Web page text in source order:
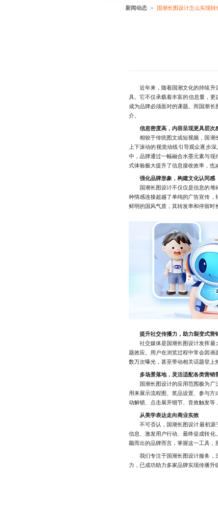
新闻动态 国潮长图设计怎么实现转
近年来，随着国潮文化的持续升温
具。它不仅承载着丰富的信息量，更
成为品牌必须面对的课题。而国潮
介。
信息密度高，内容呈现更具层次
相较于传统图文或短视频，国潮长
上下滚动的视觉动线引导观众逐步
中，品牌通过一幅融合水墨元素与
式体验极大提升了信息接收效率，也
强化品牌形象，构建文化认同感
国潮长图设计不仅仅是信息的堆砌
种情感连接超越了单纯的广告宣传
鲜明的国风气质，其转发率和停留时
提升社交传播力，助力裂变式营
社交媒体是国潮长图设计发挥最大
题效应。用户在浏览过程中常会因
数万次曝光，甚至带动相关话题登上
多场景落地，灵活适配各类营销
国潮长图设计的应用范围极为广
用来展示流程图、奖品设置、参与
动解锁、点击展开细节、音效触发等
从美学表达走向商业实效
不可否认，国潮长图设计最初源于
信息、激发用户行动、最终促成转
颖而出的品牌而言，掌握这一工具，
我们专注于国潮长图设计服务，深
力，已成功助力多家品牌实现传播